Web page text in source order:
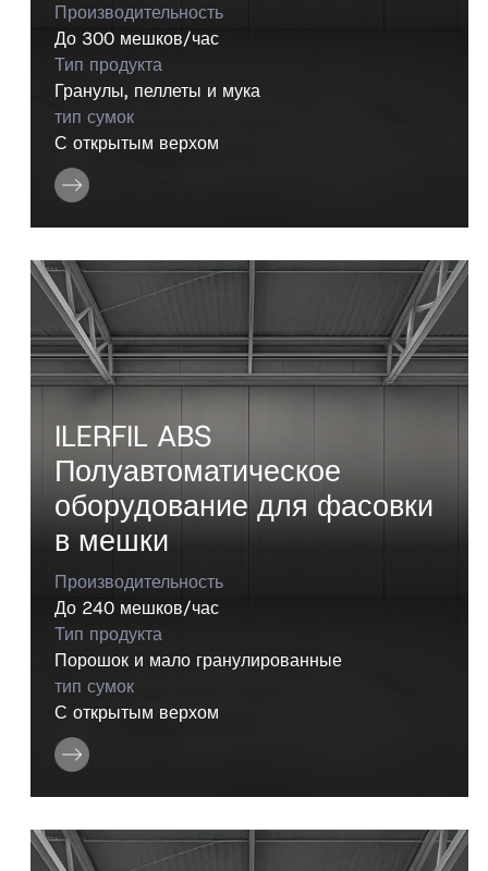
Производительность
До 300 мешков/час
Тип продукта
Гранулы, пеллеты и мука
тип сумок
С открытым верхом
ILERFIL ABS
Полуавтоматическое
оборудование для фасовки
в мешки
Производительность
До 240 мешков/час
Тип продукта
Порошок и мало гранулированные
тип сумок
С открытым верхом